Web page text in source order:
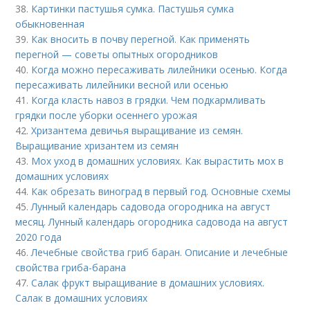
38. Картинки пастушья сумка. Пастушья сумка
обыкновенная
39. Как вносить в почву перегной. Как применять
перегной — советы опытных огородников
40. Когда можно пересаживать лилейники осенью. Когда
пересаживать лилейники весной или осенью
41. Когда класть навоз в грядки. Чем подкармливать
грядки после уборки осеннего урожая
42.Хризантема девичья выращивание из семян.
Выращивание хризантем из семян
43. Мох уход в домашних условиях. Как вырастить мох в
домашних условиях
44. Как обрезать виноград в первый год. Основные схемы
45.Лунный календарь садовода огородника на август
месяц. Лунный календарь огородника садовода на август
2020 года
46.Лечебные свойства гриб баран. Описание и лечебные
свойства гриба-барана
47.Салак фрукт выращивание в домашних условиях.
Салак в домашних условиях